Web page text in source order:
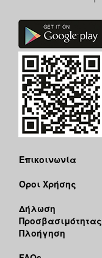
Επικοινωνία
Όροι Χρήσης
Δήλωση
Προσβασιμότητας
Πλοήγηση